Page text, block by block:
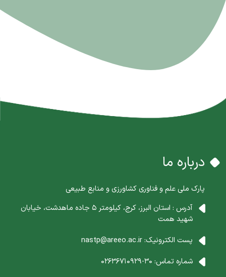
درباره ما
پارک ملی علم و فناوری کشاورزی و منابع طبیعی
آدرس : استان البرز، کرج، کیلومتر 5 جاده ماهدشت، خیابان
شهید همت
پست الکترونیک:nastp@areeo.ac.ir
شماره تماس: 30-02636710929